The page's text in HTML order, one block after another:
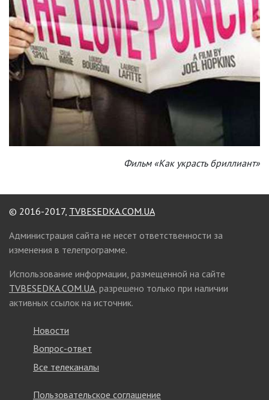
Фильм «Как украсть бриллиант»
© 2016-2017, TVBESEDKA.COM.UA
Администрация сайта не несет ответственности за
изменения в телепрограмме.
Использование информации, размещенной на сайте
TVBESEDKA.COM.UA , разрешено только при наличии
активных ссылок на источник.
Новости
Вопрос-ответ
Все телеканалы
Пользовательское соглашение